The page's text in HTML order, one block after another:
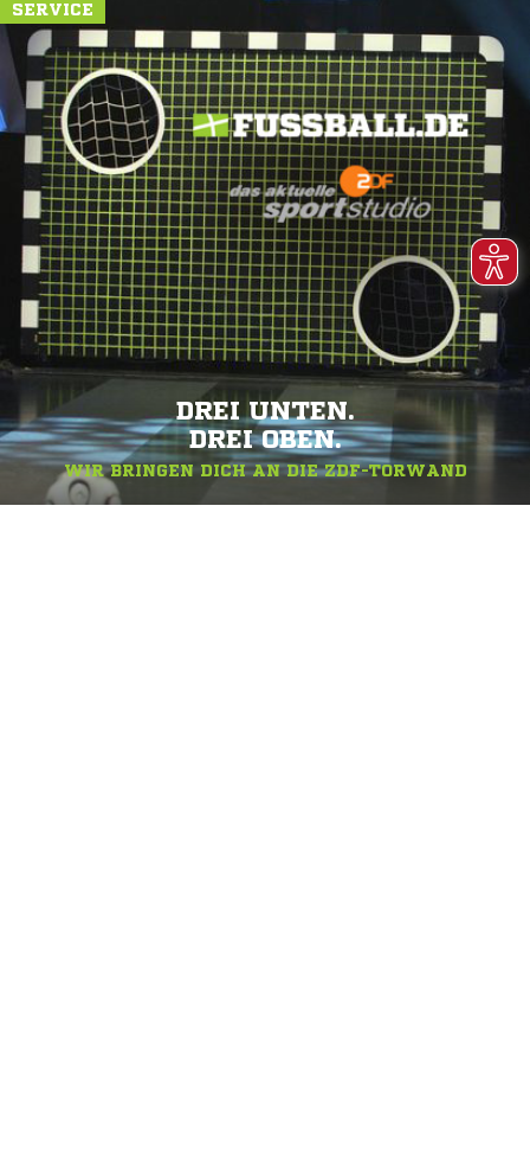
SERVICE
DREI UNTEN.
DREI OBEN.
WIR BRINGEN DICH AN DIE ZDF-TORWAND